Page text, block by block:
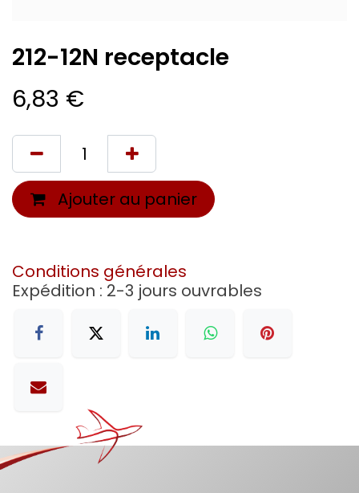
212-12N receptacle
6,83 €
Ajouter au panier
Conditions générales
Expédition : 2-3 jours ouvrables